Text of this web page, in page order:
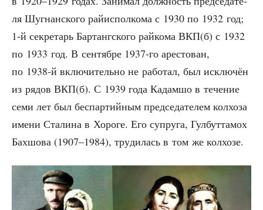
ля Шугнан­ско­го рай­ис­пол­ко­ма с 1930 по 1932 год;
1‑й сек­ре­тарь Бар­танг­ско­го рай­ко­ма ВКП(б) с 1932
по 1933 год. В сен­тяб­ре 1937-го аре­сто­ван,
по 1938‑й вклю­чи­тель­но не рабо­тал, был исклю­чён
из рядов ВКП(б). С 1939 года Кадам­шо в тече­ние
семи лет был бес­пар­тий­ным пред­се­да­те­лем кол­хо­за
име­ни Ста­ли­на в Хоро­ге. Его супру­га, Гул­бут­та­мох
Бах­шо­ва (1907–1984), тру­ди­лась в том же колхозе.